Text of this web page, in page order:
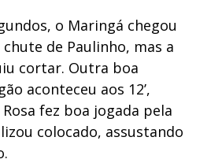
o Maringá chegou
de Paulinho, mas a
cortar. Outra boa
aconteceu aos 12’,
fez boa jogada pela
colocado, assustando